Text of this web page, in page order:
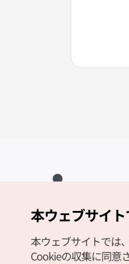
Copyright (c) Korea
サイトエラー報告
公式
本ウェブサイ
本ウェブサイトでは
Cookieの収集に同意